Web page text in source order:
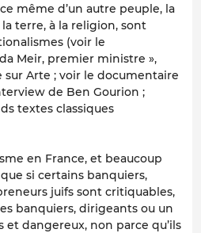
même d’un autre peuple, la
terre, à la religion, sont
(voir le
Meir, premier ministre »,
Arte ; voir le documentaire
de Ben Gourion ;
textes classiques
en France, et beaucoup
si certains banquiers,
juifs sont critiquables,
banquiers, dirigeants ou un
dangereux, non parce qu’ils